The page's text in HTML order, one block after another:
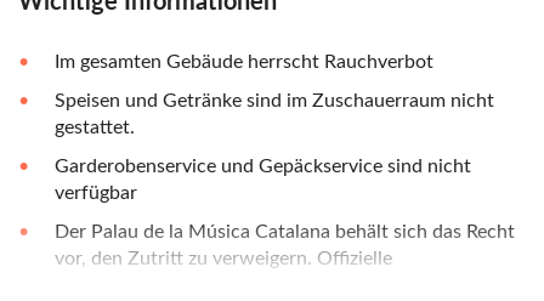
Im gesamten Gebäude herrscht Rauchverbot
Speisen und Getränke sind im Zuschauerraum nicht
gestattet.
Garderobenservice und Gepäckservice sind nicht
verfügbar
Der Palau de la Música Catalana behält sich das Recht
vor, den Zutritt zu verweigern. Offizielle